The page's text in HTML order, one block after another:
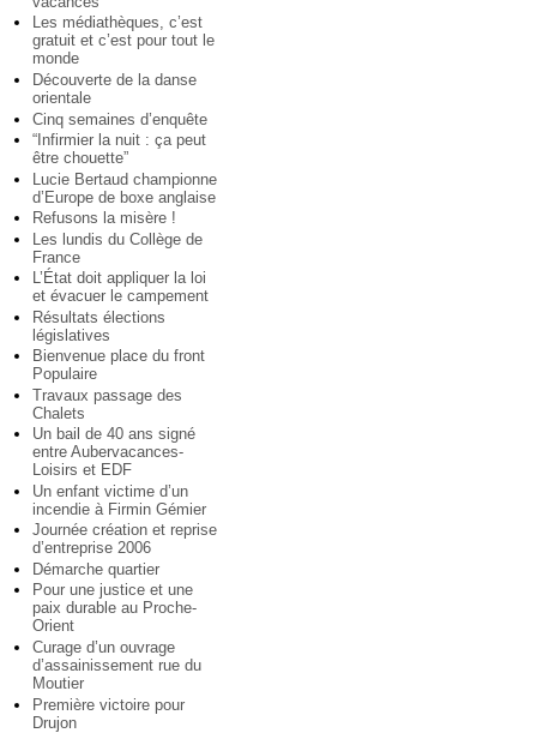
Les médiathèques, c’est
gratuit et c’est pour tout le
monde
Découverte de la danse
orientale
Cinq semaines d’enquête
“Infirmier la nuit : ça peut
être chouette”
Lucie Bertaud championne
d’Europe de boxe anglaise
Refusons la misère !
Les lundis du Collège de
France
L’État doit appliquer la loi
et évacuer le campement
Résultats élections
législatives
Bienvenue place du front
Populaire
Travaux passage des
Chalets
Un bail de 40 ans signé
entre Aubervacances-
Loisirs et EDF
Un enfant victime d’un
incendie à Firmin Gémier
Journée création et reprise
d’entreprise 2006
Démarche quartier
Pour une justice et une
paix durable au Proche-
Orient
Curage d’un ouvrage
d’assainissement rue du
Moutier
Première victoire pour
Drujon